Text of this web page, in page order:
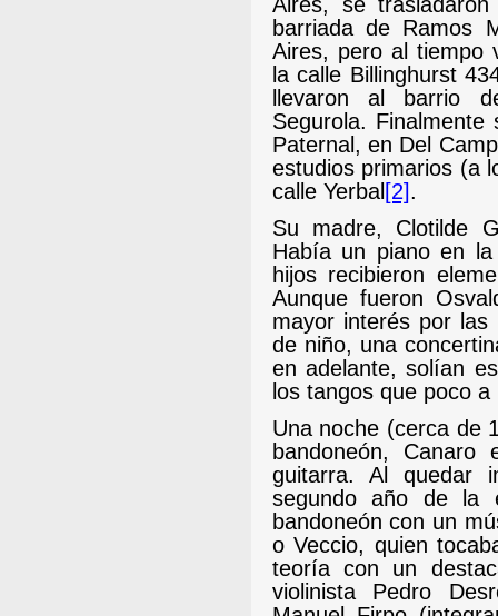
barriada de Ramos
Aires, pero al tiempo
la calle Billinghurst
llevaron al barrio
Segurola.
Paternal, en Del
estudios primarios (a
calle Yerbal [2].
Su madre, Clotilde
Había un piano en
hijos recibieron
Aunque fueron
mayor interés por
de niño, una
en adelante, solían
los tangos que poco
Una noche (cerca de
bandoneón,
guitarra. Al quedar
segundo año de la
bandoneón con un
o Veccio, quien
teoría con un
violinista Pedro